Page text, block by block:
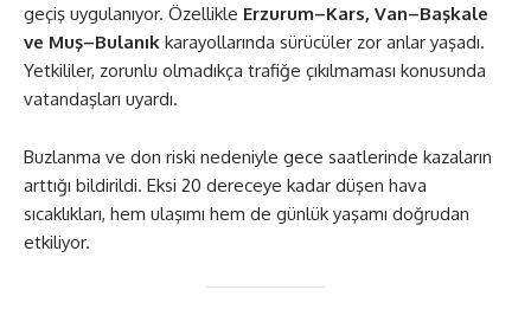
geçiş uygulanıyor. Özellikle Erzurum–Kars, Van–Başkale
ve Muş–Bulanık karayollarında sürücüler zor anlar yaşadı.
Yetkililer, zorunlu olmadıkça trafiğe çıkılmaması konusunda
vatandaşları uyardı.
Buzlanma ve don riski nedeniyle gece saatlerinde kazaların
arttığı bildirildi. Eksi 20 dereceye kadar düşen hava
sıcaklıkları, hem ulaşımı hem de günlük yaşamı doğrudan
etkiliyor.